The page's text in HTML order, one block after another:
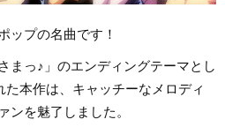
ップの名曲です！
まっ♪」のエンディングテーマとし
本作は、キャッチーなメロディ
ンを魅了しました。